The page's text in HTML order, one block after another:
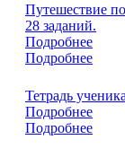
Путешествие
28 заданий.
Подробнее
Подробнее
Тетрадь
Подробнее
Подробнее